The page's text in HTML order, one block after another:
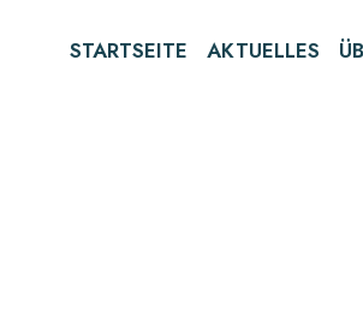
STARTSEITE AKTUELLES